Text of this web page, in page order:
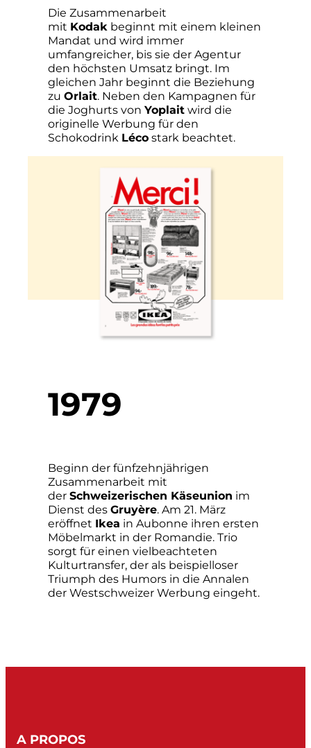
Die Zusammenarbeit
mit Kodak beginnt mit einem kleinen
Mandat und wird immer
umfangreicher, bis sie der Agentur
den höchsten Umsatz bringt. Im
gleichen Jahr beginnt die Beziehung
zuOrlait. Neben den Kampagnen für
die Joghurts vonYoplait wird die
originelle Werbung für den
Schokodrink Léco stark beachtet.
1979
Beginn der fünfzehnjährigen
Zusammenarbeit mit
derSchweizerischen Käseunion im
Dienst desGruyère. Am 21. März
eröffnet Ikea in Aubonne ihren ersten
Möbelmarkt in der Romandie. Trio
sorgt für einen vielbeachteten
Kulturtransfer, der als beispielloser
Triumph des Humors in die Annalen
der Westschweizer Werbung eingeht.
A PROPOS